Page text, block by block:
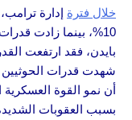
خلال فترة
شهدت قدرات الحوثيين
أن نمو القوة العسكرية
بسبب العقوبات